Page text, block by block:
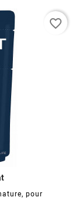
pour
favorite_border